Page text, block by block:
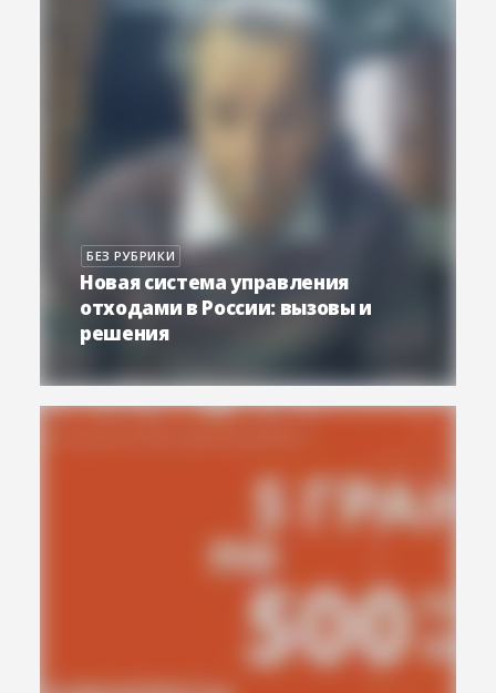
БЕЗ РУБРИКИ
Новая система управления
отходами в России: вызовы и
решения